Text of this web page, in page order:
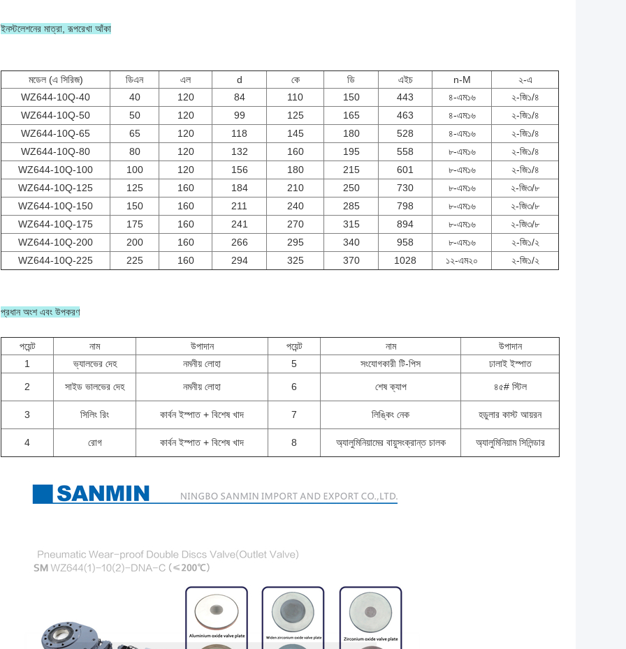
ইনস্টলেশনের মাত্রা, রূপরেখা আঁকা
মডেল (এ সিরিজ) ডিএন এল d কে ডি এইচ n-M
২-এ
WZ644-10Q-40
40 120 84 110 150 443 ৪-এম১৬
২-জি১/৪
WZ644-10Q-50
50 120 99 125 165 463 ৪-এম১৬
২-জি১/৪
WZ644-10Q-65
65 120 118 145 180 528 ৪-এম১৬
২-জি১/৪
WZ644-10Q-80
80 120 132 160 195 558 ৮-এম১৬
২-জি১/৪
WZ644-10Q-100
100 120 156 180 215 601 ৮-এম১৬
২-জি১/৪
WZ644-10Q-125
125 160 184 210 250 730 ৮-এম১৬
২-জি৩/৮
WZ644-10Q-150
150 160 211 240 285 798 ৮-এম১৬
২-জি৩/৮
WZ644-10Q-175
175 160 241 270 315 894 ৮-এম১৬
২-জি৩/৮
WZ644-10Q-200
200 160 266 295 340 958 ৮-এম১৬
২-জি১/২
WZ644-10Q-225
225 160 294 325 370 1028 ১২-এম২০ ২-জি১/২
প্রধান অংশ এবং উপকরণ
পয়েন্ট নাম উপাদান পয়েন্ট নাম
উপাদান
1
ভ্যালভের দেহ নমনীয় লোহা 5 সংযোগকারী টি-পিস ঢালাই ইস্পাত
2 সাইড ভালভের দেহ নমনীয় লোহা 6 শেষ ক্যাপ ৪৫# স্টিল
3 সিলিং রিং কার্বন ইস্পাত + বিশেষ খাদ 7 লিঙ্কিং নেক হডুলার কাস্ট আয়রন
4 রোগ কার্বন ইস্পাত + বিশেষ খাদ 8 অ্যালুমিনিয়ামের বায়ুসংক্রান্ত চালক অ্যালুমিনিয়াম সিলিন্ডার